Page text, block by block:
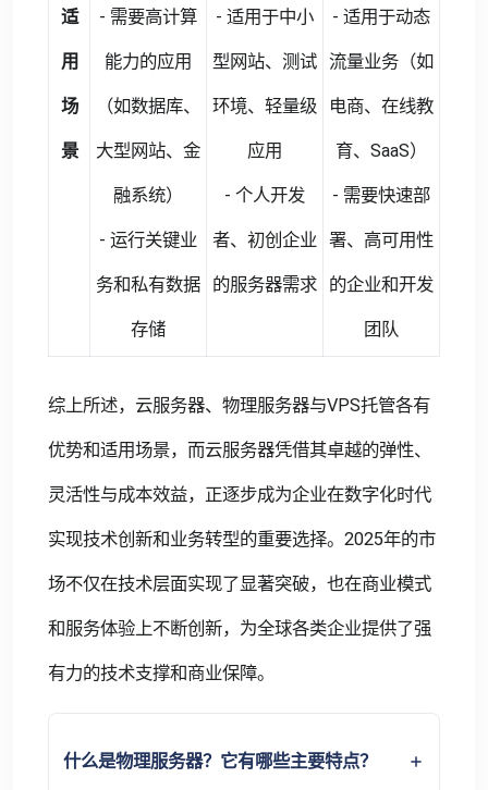
适
用
场
景
- 需要高计算
能力的应用
（如数据库、
大型网站、金
融系统）
- 运行关键业
务和私有数据
存储
- 适用于中小
型网站、测试
环境、轻量级
应用
- 个人开发
者、初创企业
的服务器需求
- 适用于动态
流量业务（如
电商、在线教
育、SaaS）
- 需要快速部
署、高可用性
的企业和开发
团队
综上所述，云服务器、物理服务器与VPS托管各有
优势和适用场景，而云服务器凭借其卓越的弹性、
灵活性与成本效益，正逐步成为企业在数字化时代
实现技术创新和业务转型的重要选择。2025年的市
场不仅在技术层面实现了显著突破，也在商业模式
和服务体验上不断创新，为全球各类企业提供了强
有力的技术支撑和商业保障。
什么是物理服务器？它有哪些主要特点？